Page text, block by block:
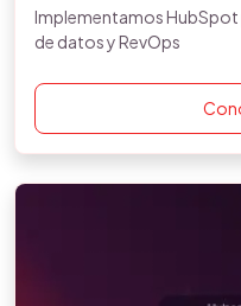
Implementamos
de datos y RevOps